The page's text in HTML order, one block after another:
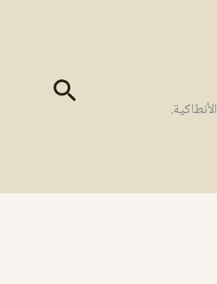
البحث